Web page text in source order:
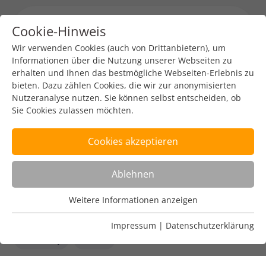
Cookie-Hinweis
Wir verwenden Cookies (auch von Drittanbietern), um
Informationen über die Nutzung unserer Webseiten zu
erhalten und Ihnen das bestmögliche Webseiten-Erlebnis zu
bieten. Dazu zählen Cookies, die wir zur anonymisierten
Nutzeranalyse nutzen. Sie können selbst entscheiden, ob
Sie Cookies zulassen möchten.
Cookies akzeptieren
Ablehnen
Nutzungsanalyse
Cookies zur Nutzungsanalyse ermöglichen es uns zu
Weitere Informationen anzeigen
Impressum | Datenschutzerklärung